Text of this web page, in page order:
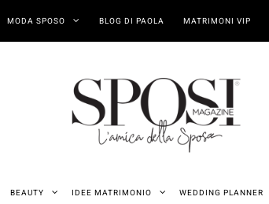
MODA SPOSO BLOG DI PAOLA MATRIMONI VIP
BEAUTY IDEE MATRIMONIO WEDDING PLANNER